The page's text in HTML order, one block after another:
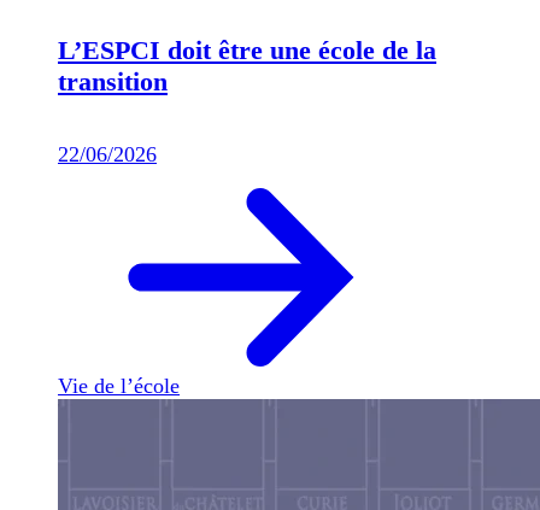
L’ESPCI doit être une école de la
transition
22/06/2026
Vie de l’école